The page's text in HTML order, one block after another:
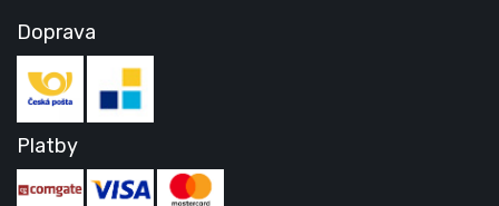
Doprava
Platby